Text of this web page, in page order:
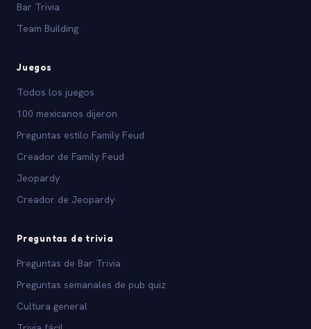
Bar Trivia
Team Building
Juegos
Todos los juegos
100 mexicanos dijeron
Preguntas estilo Family Feud
Creador de Family Feud
Jeopardy
Creador de Jeopardy
Preguntas de trivia
Preguntas de Bar Trivia
Preguntas semanales de pub quiz
Cultura general